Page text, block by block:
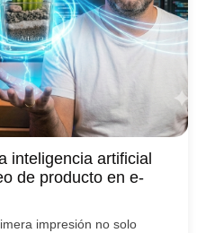
inteligencia artificial
de producto en e-
impresión no solo